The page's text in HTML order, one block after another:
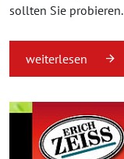
sollten Sie probieren.
weiterlesen